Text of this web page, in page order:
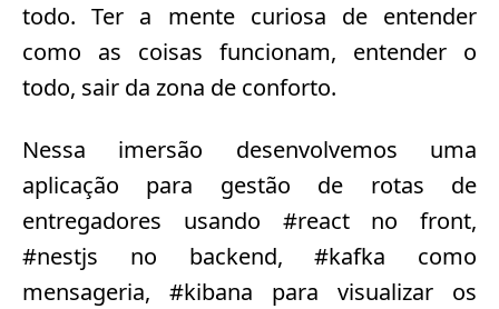
todo. Ter a mente curiosa de entender
como as coisas funcionam, entender o
todo, sair da zona de conforto.
Nessa imersão desenvolvemos uma
aplicação para gestão de rotas de
entregadores usando #react no front,
#nestjs no backend, #kafka como
mensageria, #kibana para visualizar os